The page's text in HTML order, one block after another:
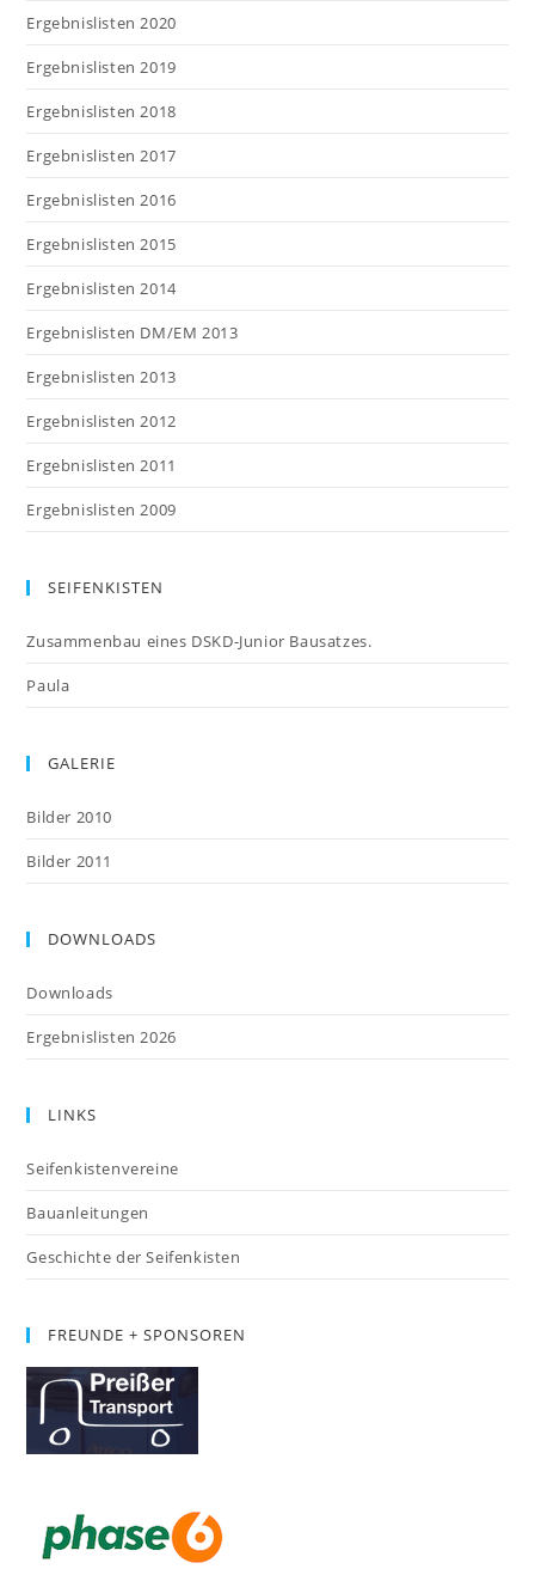
Ergebnislisten 2020
Ergebnislisten 2019
Ergebnislisten 2018
Ergebnislisten 2017
Ergebnislisten 2016
Ergebnislisten 2015
Ergebnislisten 2014
Ergebnislisten DM/EM 2013
Ergebnislisten 2013
Ergebnislisten 2012
Ergebnislisten 2011
Ergebnislisten 2009
SEIFENKISTEN
Zusammenbau eines DSKD-Junior Bausatzes.
Paula
GALERIE
Bilder 2010
Bilder 2011
DOWNLOADS
Downloads
Ergebnislisten 2026
LINKS
Seifenkistenvereine
Bauanleitungen
Geschichte der Seifenkisten
FREUNDE + SPONSOREN